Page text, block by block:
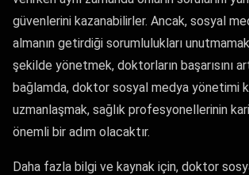
güvenlerini kazanabilirler. Ancak, sosyal
almanın getirdiği sorumlulukları
şekilde yönetmek, doktorların başarısını
bağlamda, doktor sosyal medya yönetimi
uzmanlaşmak, sağlık profesyonellerinin
önemli bir adım olacaktır.
Daha fazla bilgi ve kaynak için, doktor